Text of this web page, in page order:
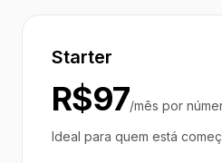
Starter
R$97/mês por
Ideal para quem está